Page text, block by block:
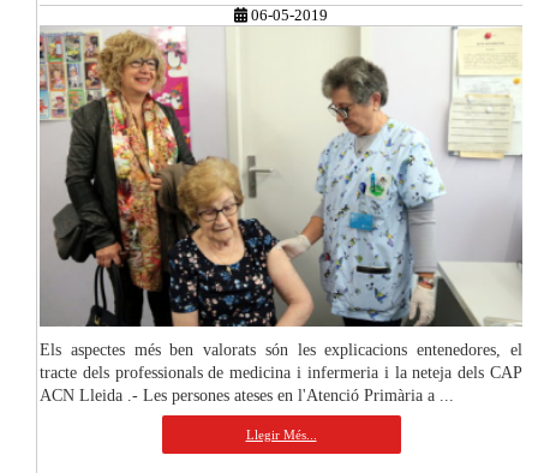
06-05-2019
Els aspectes més ben valorats són les explicacions entenedores, el
tracte dels professionals de medicina i infermeria i la neteja dels CAP
ACN Lleida .- Les persones ateses en l'Atenció Primària a ...
Llegir Més...